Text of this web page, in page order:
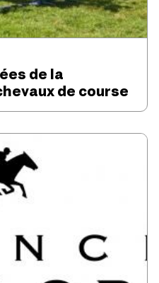
de la
de course